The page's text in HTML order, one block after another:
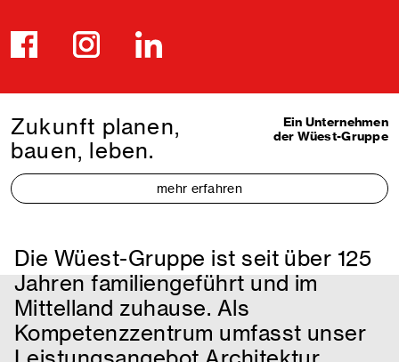
Zukunft planen,
bauen, leben.
mehr erfahren
Ein Unternehmen
der Wüest-Gruppe
Die Wüest-Gruppe ist seit über 125
Jahren familiengeführt und im
Mittelland zuhause. Als
Kompetenzzentrum umfasst unser